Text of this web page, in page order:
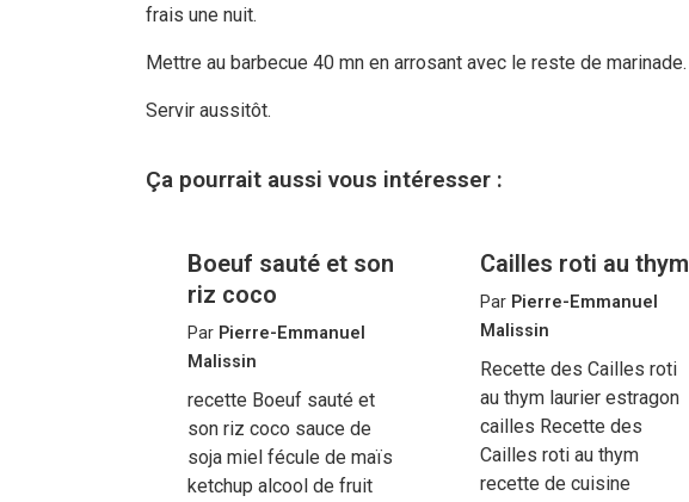
frais une nuit.
Mettre au barbecue 40 mn en arrosant avec le reste de marinade.
Servir aussitôt.
Ça pourrait aussi vous intéresser :
Boeuf sauté et son
riz coco
Par Pierre-Emmanuel
Malissin
recette Boeuf sauté et
son riz coco sauce de
soja miel fécule de maïs
ketchup alcool de fruit
Cailles roti au thym
Par Pierre-Emmanuel
Malissin
Recette des Cailles roti
au thym laurier estragon
cailles Recette des
Cailles roti au thym
recette de cuisine